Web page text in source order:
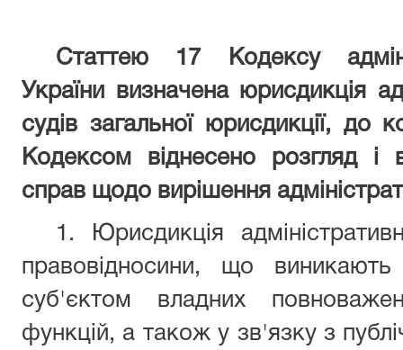
Статтею 17 Кодексу
України визначена юрисдикція
судів загальної юрисдикції, до
Кодексом віднесено розгляд і
справ щодо вирішення
1. Юрисдикція
правовідносини, що
суб'єктом владних
функцій, а також у зв'язку з